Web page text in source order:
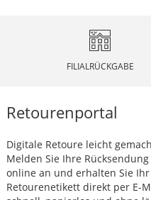
FILIALRÜCKGABE
Retourenportal
Digitale Retoure leicht
Melden Sie Ihre
online an und erhalten Sie Ihr
Retourenetikett direkt per E-